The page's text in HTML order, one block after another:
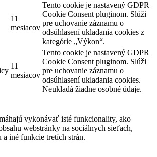
11
mesiacov
Tento cookie je nastavený GDPR
Cookie Consent pluginom. Slúži
pre uchovanie záznamu o
odsúhlasení ukladania cookies z
kategórie „Výkon“.
11
mesiacov
Tento cookie je nastavený GDPR
Cookie Consent pluginom. Slúži
pre uchovanie záznamu o
odsúhlasení ukladania cookies.
Neukladá žiadne osobné údaje.
vykonávať isté funkcionality, ako
webstránky na sociálnych sieťach,
a iné funkcie tretích strán.